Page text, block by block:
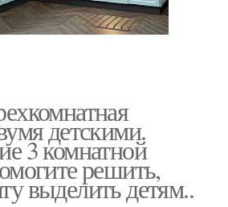
детскими.
3 комнатной
решить,
выделить детям..